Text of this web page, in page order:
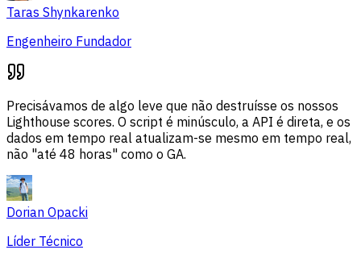
Taras Shynkarenko
Engenheiro Fundador
Precisávamos de algo leve que não destruísse os nossos
Lighthouse scores. O script é minúsculo, a API é direta, e os
dados em tempo real atualizam-se mesmo em tempo real,
não "até 48 horas" como o GA.
Dorian Opacki
Líder Técnico